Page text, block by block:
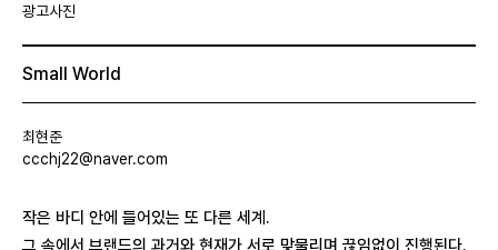
광고사진
Small World
최현준
ccchj22@naver.com
작은 바디 안에 들어있는 또 다른 세계.
그 속에서 브랜드의 과거와 현재가 서로 맞물리며 끊임없이 진행된다.